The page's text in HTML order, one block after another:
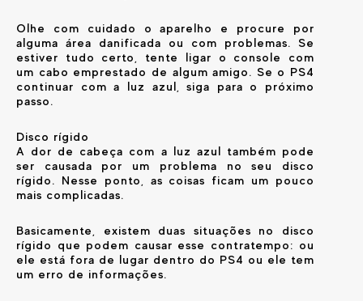
Olhe com cuidado o aparelho e procure por
alguma área danificada ou com problemas. Se
estiver tudo certo, tente ligar o console com
um cabo emprestado de algum amigo. Se o PS4
continuar com a luz azul, siga para o próximo
passo.
Disco rígido
A dor de cabeça com a luz azul também pode
ser causada por um problema no seu disco
rígido. Nesse ponto, as coisas ficam um pouco
mais complicadas.
Basicamente, existem duas situações no disco
rígido que podem causar esse contratempo: ou
ele está fora de lugar dentro do PS4 ou ele tem
um erro de informações.